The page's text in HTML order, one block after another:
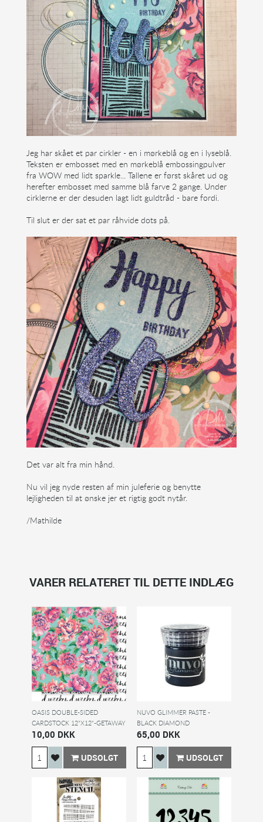
Jeg har skået et par cirkler - en i mørkeblå og en i lyseblå.
Teksten er embosset med en mørkeblå embossingpulver
fra WOW med lidt sparkle... Tallene er først skåret ud og
herefter embosset med samme blå farve 2 gange. Under
cirklerne er der desuden lagt lidt guldtråd - bare fordi.
Til slut er der sat et par råhvide dots på.
Det var alt fra min hånd.
Nu vil jeg nyde resten af min juleferie og benytte
lejligheden til at ønske jer et rigtig godt nytår.
/Mathilde
VARER RELATERET TIL DETTE INDLÆG
OASIS DOUBLE-SIDED
CARDSTOCK 12"X12"-GETAWAY
10,00 DKK
UDSOLGT
NUVO GLIMMER PASTE -
BLACK DIAMOND
65,00 DKK
UDSOLGT